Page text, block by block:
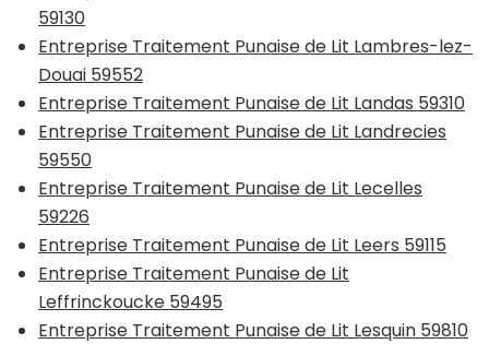
59130
Entreprise Traitement Punaise de Lit Lambres-lez-
Douai 59552
Entreprise Traitement Punaise de Lit Landas 59310
Entreprise Traitement Punaise de Lit Landrecies
59550
Entreprise Traitement Punaise de Lit Lecelles
59226
Entreprise Traitement Punaise de Lit Leers 59115
Entreprise Traitement Punaise de Lit
Leffrinckoucke 59495
Entreprise Traitement Punaise de Lit Lesquin 59810